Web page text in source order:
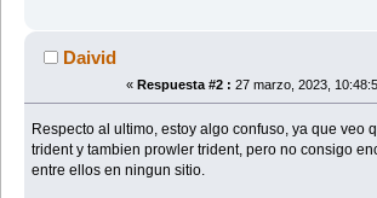
Daivid
« Respuesta #2 : 27 marzo, 2023,
Respecto al ultimo, estoy algo confuso, ya que veo
trident y tambien prowler trident, pero no consigo
entre ellos en ningun sitio.